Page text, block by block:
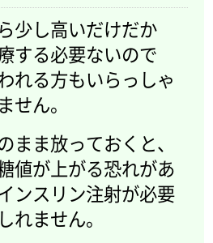
少し高いだけだか
する必要ないので
れる方もいらっしゃ
せん。
まま放っておくと、
値が上がる恐れがあ
ンスリン注射が必要
れません。